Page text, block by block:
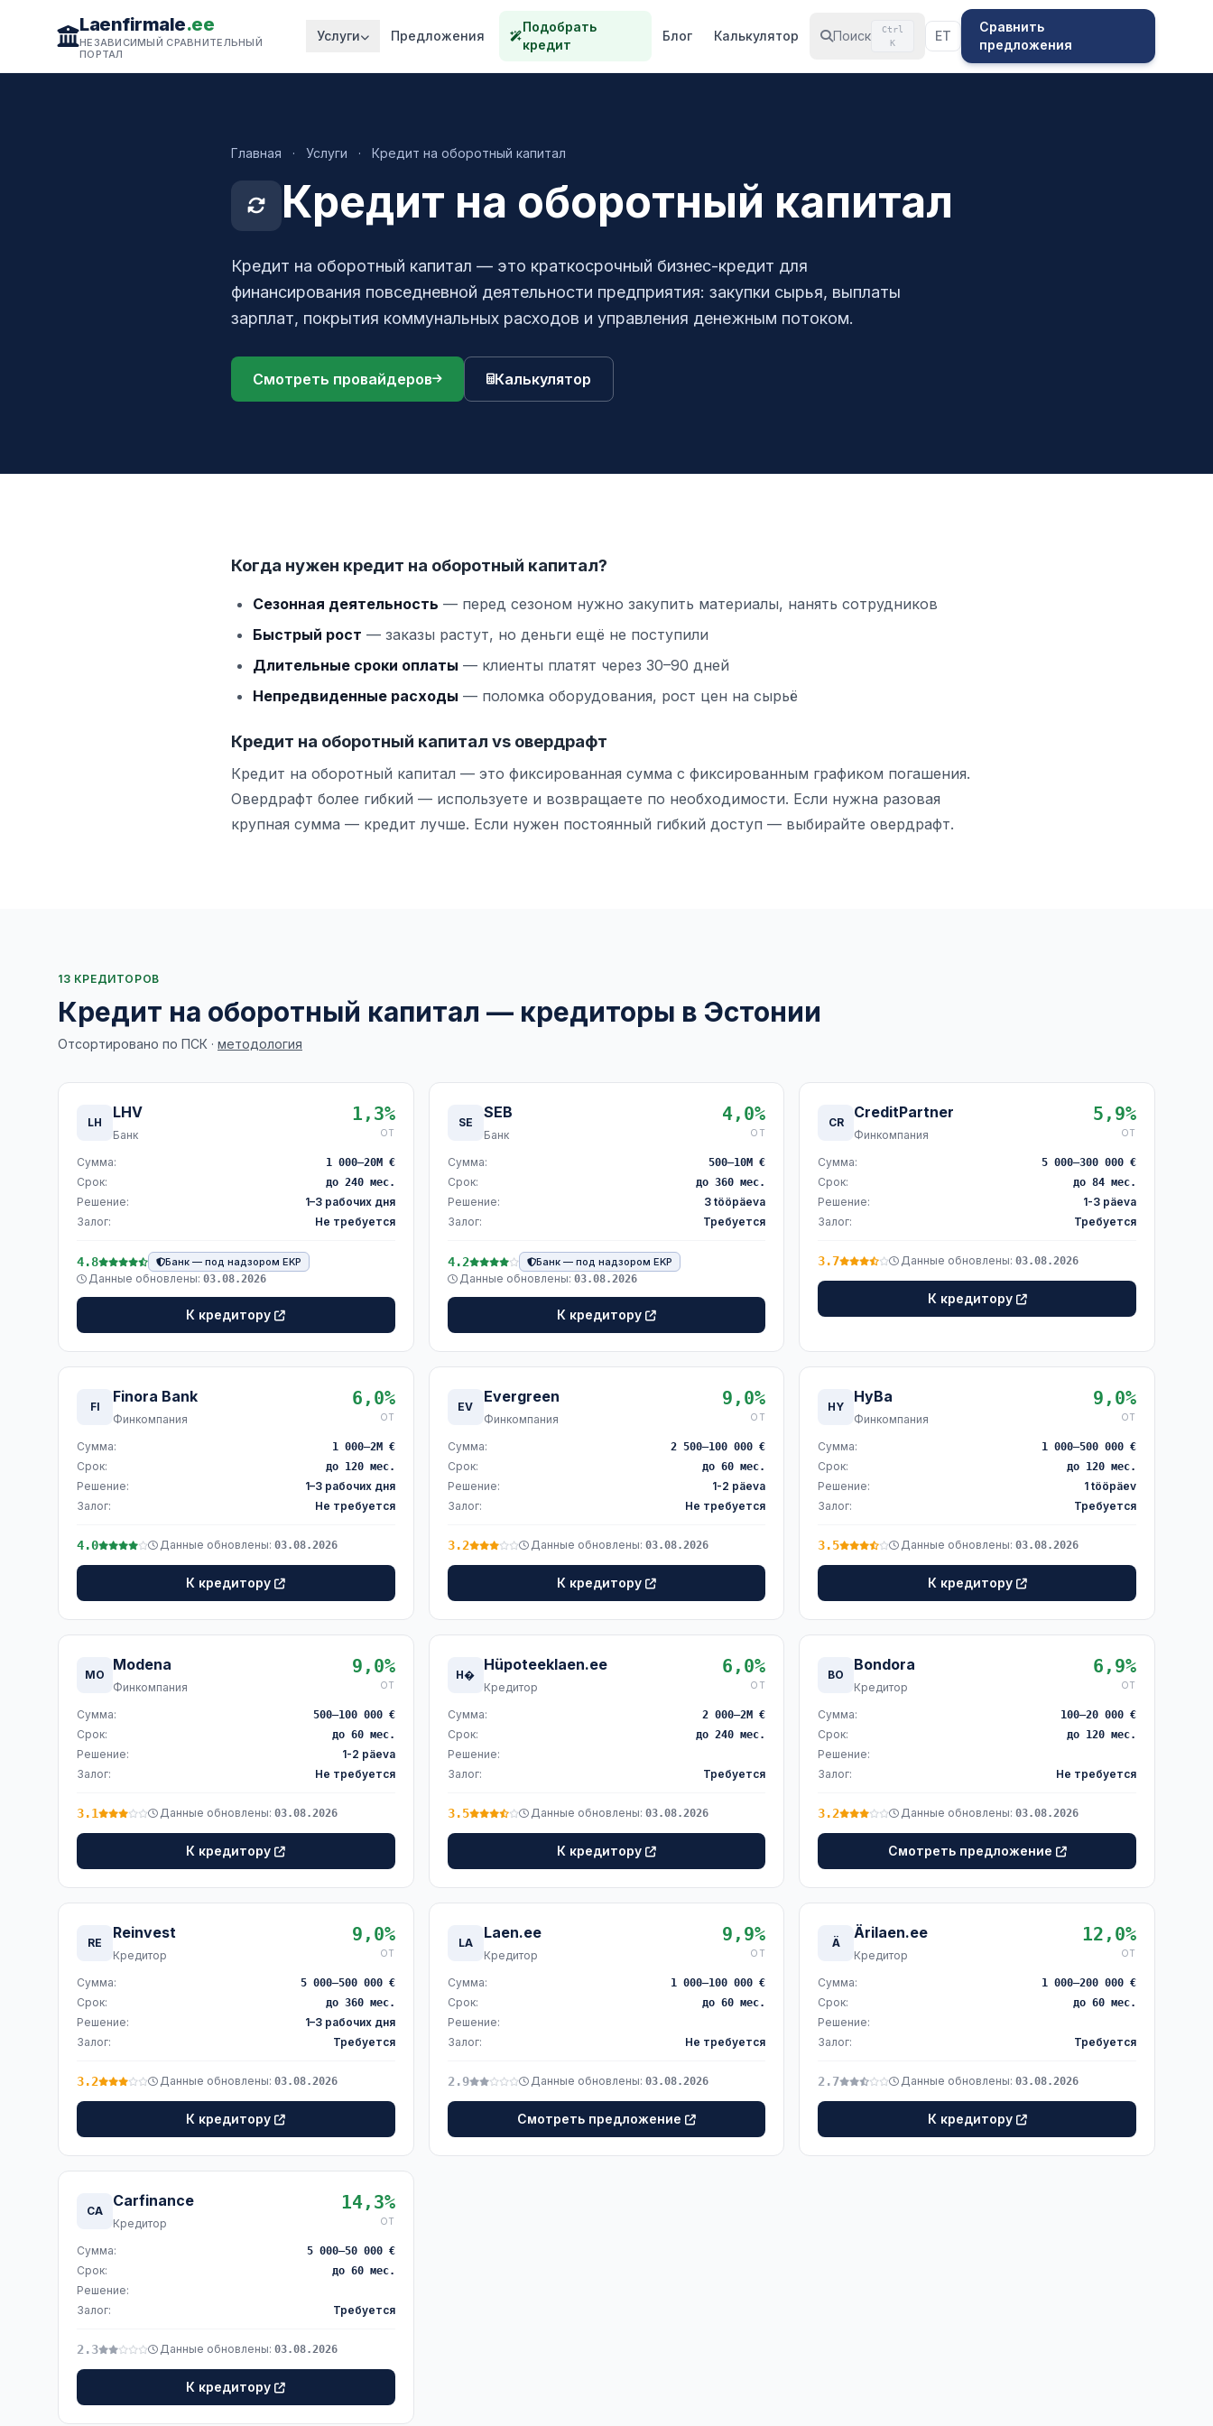
Laenfirmale.ee
НЕЗАВИСИМЫЙ СРАВНИТЕЛЬНЫЙ
ПОРТАЛ
Услуги Предложения
Подобрать
кредит
Блог Калькулятор Поиск
Ctrl
K
ET
Сравнить
предложения
Главная · Услуги · Кредит на оборотный капитал
Кредит на оборотный капитал
Кредит на оборотный капитал — это краткосрочный бизнес-кредит для
финансирования повседневной деятельности предприятия: закупки сырья, выплаты
зарплат, покрытия коммунальных расходов и управления денежным потоком.
Смотреть провайдеров Калькулятор
Когда нужен кредит на оборотный капитал?
Сезонная деятельность — перед сезоном нужно закупить материалы, нанять сотрудников
Быстрый рост — заказы растут, но деньги ещё не поступили
Длительные сроки оплаты — клиенты платят через 30–90 дней
Непредвиденные расходы — поломка оборудования, рост цен на сырьё
Кредит на оборотный капитал vs овердрафт
Кредит на оборотный капитал — это фиксированная сумма с фиксированным графиком погашения.
Овердрафт более гибкий — используете и возвращаете по необходимости. Если нужна разовая
крупная сумма — кредит лучше. Если нужен постоянный гибкий доступ — выбирайте овердрафт.
13 КРЕДИТОРОВ
Кредит на оборотный капитал — кредиторы в Эстонии
Отсортировано по ПСК · методология
LH
LHV
Банк
1,3%
ОТ
Сумма: 1 000–20M €
Срок: до 240 мес.
Решение:
1–3 рабочих дня
Залог:
Не требуется
4.8 Банк — под надзором EKP
Данные обновлены: 03.08.2026
К кредитору
SE
SEB
Банк
4,0%
ОТ
Сумма: 500–10M €
Срок: до 360 мес.
Решение:
3 tööpäeva
Залог:
Требуется
4.2 Банк — под надзором EKP
Данные обновлены: 03.08.2026
К кредитору
CR
CreditPartner
Финкомпания
5,9%
ОТ
Сумма: 5 000–300 000 €
Срок: до 84 мес.
Решение:
1-3 päeva
Залог:
Требуется
3.7 Данные обновлены:03.08.2026
К кредитору
FI
Finora Bank
Финкомпания
6,0%
ОТ
Сумма: 1 000–2M €
Срок: до 120 мес.
Решение:
1–3 рабочих дня
Залог:
Не требуется
4.0 Данные обновлены: 03.08.2026
К кредитору
EV
Evergreen
Финкомпания
9,0%
ОТ
Сумма: 2 500–100 000 €
Срок: до 60 мес.
Решение:
1-2 päeva
Залог:
Не требуется
3.2 Данные обновлены: 03.08.2026
К кредитору
HY
HyBa
Финкомпания
9,0%
ОТ
Сумма: 1 000–500 000 €
Срок: до 120 мес.
Решение:
1 tööpäev
Залог:
Требуется
3.5 Данные обновлены:03.08.2026
К кредитору
MO
Modena
Финкомпания
9,0%
ОТ
Сумма: 500–100 000 €
Срок: до 60 мес.
Решение:
1-2 päeva
Залог:
Не требуется
3.1 Данные обновлены: 03.08.2026
К кредитору
H�
Hüpoteeklaen.ee
Кредитор
6,0%
ОТ
Сумма: 2 000–2M €
Срок: до 240 мес.
Решение:
Залог:
Требуется
3.5 Данные обновлены: 03.08.2026
К кредитору
BO
Bondora
Кредитор
6,9%
ОТ
Сумма: 100–20 000 €
Срок: до 120 мес.
Решение:
Залог:
Не требуется
3.2 Данные обновлены:03.08.2026
Смотреть предложение
RE
Reinvest
Кредитор
9,0%
ОТ
Сумма: 5 000–500 000 €
Срок: до 360 мес.
Решение:
1–3 рабочих дня
Залог:
Требуется
3.2 Данные обновлены: 03.08.2026
К кредитору
LA
Laen.ee
Кредитор
9,9%
ОТ
Сумма: 1 000–100 000 €
Срок: до 60 мес.
Решение:
Залог:
Не требуется
2.9 Данные обновлены: 03.08.2026
Смотреть предложение
Ä
Ärilaen.ee
Кредитор
12,0%
ОТ
Сумма: 1 000–200 000 €
Срок: до 60 мес.
Решение:
Залог:
Требуется
2.7 Данные обновлены:03.08.2026
К кредитору
CA
Carfinance
Кредитор
14,3%
ОТ
Сумма: 5 000–50 000 €
Срок: до 60 мес.
Решение:
Залог:
Требуется
2.3 Данные обновлены: 03.08.2026
К кредитору